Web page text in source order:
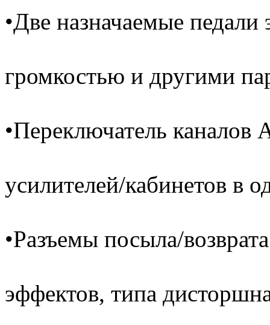
•Две назначаемые педали
громкостью и другими
•Переключатель
усилителей/кабинетов в
•Разъемы посыла/
эффектов, типа